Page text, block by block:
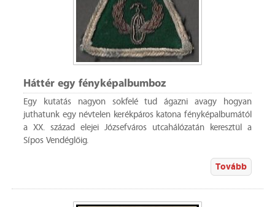
Háttér egy fényképalbumboz
Egy kutatás nagyon sokfelé tud ágazni avagy hogyan
juthatunk egy névtelen kerékpáros katona fényképalbumától
a XX. század elejei Józsefváros utcahálózatán keresztül a
Sípos Vendéglőig.
Tovább